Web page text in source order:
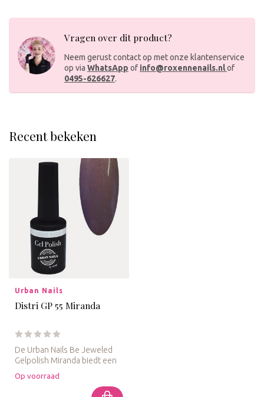
Vragen over dit product?
Neem gerust contact op met onze klantenservice
op via WhatsApp of info@roxennenails.nlof
0495-626627.
Recent bekeken
Urban Nails
Distri GP 55 Miranda
De Urban Nails Be Jeweled
Gelpolish Miranda biedt een
prachtige donkere tint met...
Op voorraad